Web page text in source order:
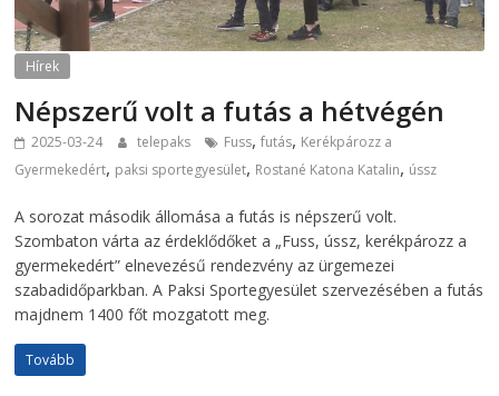
Hírek
Népszerű volt a futás a hétvégén
2025-03-24 telepaks Fuss,futás, Kerékpározz a
Gyermekedért, paksi sportegyesület, Rostané Katona Katalin, ússz
A sorozat második állomása a futás is népszerű volt.
Szombaton várta az érdeklődőket a „Fuss, ússz, kerékpározz a
gyermekedért” elnevezésű rendezvény az ürgemezei
szabadidőparkban. A Paksi Sportegyesület szervezésében a futás
majdnem 1400 főt mozgatott meg.
Tovább